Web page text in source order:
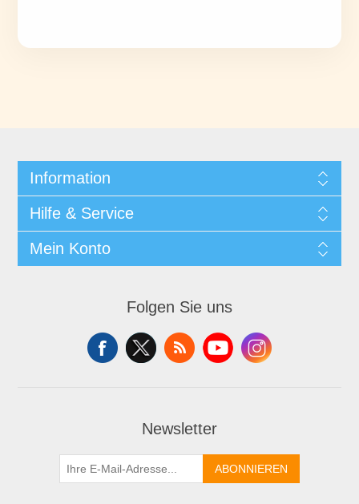
Information
Hilfe & Service
Mein Konto
Folgen Sie uns
Newsletter
ABONNIEREN